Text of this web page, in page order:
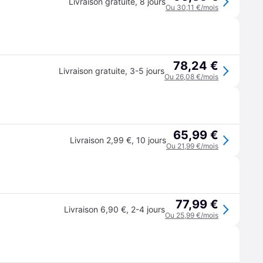
Ou 30,11 €/mois
Livraison gratuite, 3-5 jours 78,24 €
Ou 26,08 €/mois
Livraison 2,99 €, 10 jours 65,99 €
Ou 21,99 €/mois
Livraison 6,90 €, 2-4 jours 77,99 €
Ou 25,99 €/mois